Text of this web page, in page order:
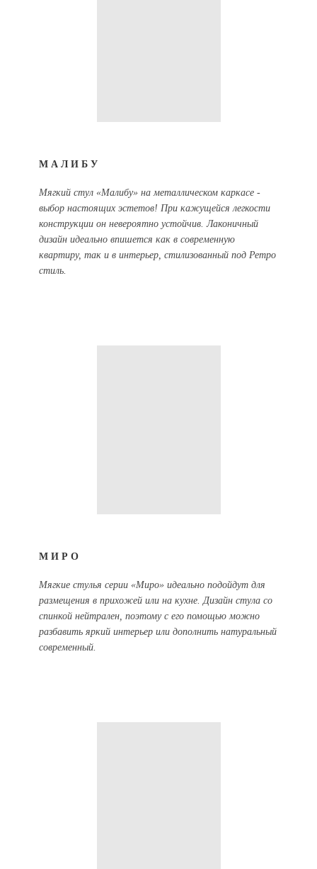
МАЛИБУ
Мягкий стул «Малибу» на металлическом каркасе -
выбор настоящих эстетов! При кажущейся легкости
конструкции он невероятно устойчив. Лаконичный
дизайн идеально впишется как в современную
квартиру, так и в интерьер, стилизованный под Ретро
стиль.
МИРО
Мягкие стулья серии «Миро» идеально подойдут для
размещения в прихожей или на кухне. Дизайн стула со
спинкой нейтрален, поэтому с его помощью можно
разбавить яркий интерьер или дополнить натуральный
современный.